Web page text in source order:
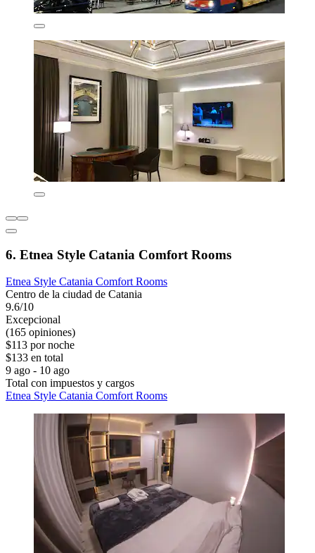
6. Etnea Style Catania Comfort Rooms
Etnea Style Catania Comfort Rooms
Centro de la ciudad de Catania
9.6/10
Excepcional
(165 opiniones)
$113 por noche
$133 en total
9 ago - 10 ago
Total con impuestos y cargos
Etnea Style Catania Comfort Rooms